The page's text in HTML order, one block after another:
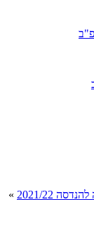
2021/22
»